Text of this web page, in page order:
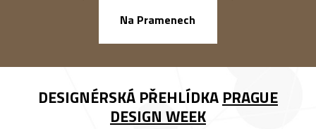
Na Pramenech
DESIGNÉRSKÁ PŘEHLÍDKA PRAGUE
DESIGN WEEK